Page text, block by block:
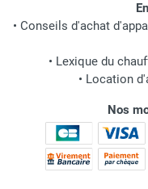
• Conseils d'achat
• Lexique du
• Location
Nos